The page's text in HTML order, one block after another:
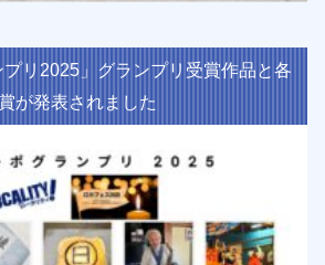
プリ2025」グランプリ受賞作品と各
賞が発表されました